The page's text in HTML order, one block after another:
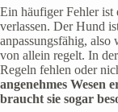
Ein häufiger Fehler ist
verlassen. Der Hund
anpassungsfähig, also
von allein regelt. In
Regeln fehlen oder
angenehmes Wesen
braucht sie sogar